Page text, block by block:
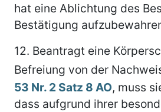
hat eine Ablichtung des
Bestätigung
12. Beantragt eine
Befreiung von der
53 Nr. 2 Satz 8 AO, muss
dass aufgrund ihrer